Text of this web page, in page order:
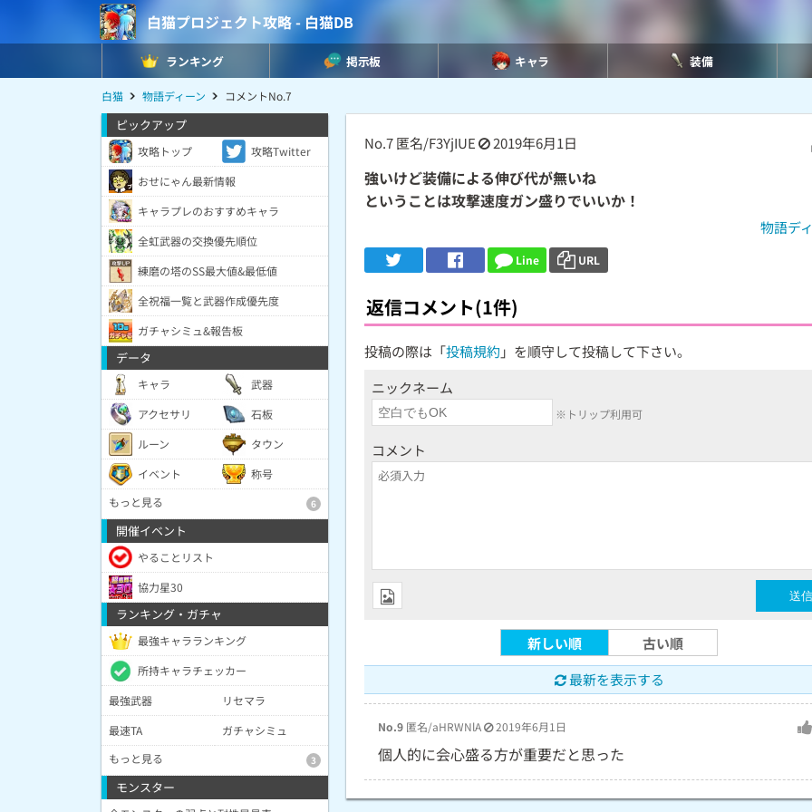
白猫プロジェクト攻略 - 白猫DB
ランキング 掲示板 キャラ 装備
白猫 物語ディーン コメントNo.7
No.7匿名/F3YjIUE 2019年6月1日
強いけど装備による伸び代が無いね
ということは攻撃速度ガン盛りでいいか！
物語デ
Line URL
返信コメント(1件)
投稿の際は「投稿規約 」を順守して投稿して下さい。
ニックネーム
※トリップ利用可
コメント
新しい順
古い順
最新を表示する
No.9 匿名/aHRWNlA 2019年6月1日
個人的に会心盛る方が重要だと思った
ピックアップ
攻略トップ
攻略Twitter
おせにゃん最新情報
キャラプレのおすすめキャラ
全虹武器の交換優先順位
練磨の塔のSS最大値&最低値
全祝福一覧と武器作成優先度
ガチャシミュ&報告板
データ
キャラ
武器
アクセサリ
石板
ルーン
タウン
イベント
称号
もっと見る
6
開催イベント
やることリスト
協力星30
ランキング・ガチャ
最強キャラランキング
所持キャラチェッカー
最強武器
リセマラ
最速TA
ガチャシミュ
もっと見る
3
モンスター